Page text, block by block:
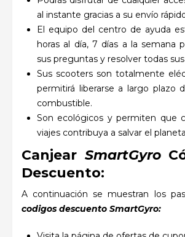
al instante gracias a su envío
El equipo del centro de ayuda
horas al día, 7 días a la semana
sus preguntas y resolver todas
Sus scooters son totalmente
permitirá liberarse a largo plazo
combustible.
Son ecológicos y permiten que
viajes contribuya a salvar el
Canjear SmartGyro
Descuento:
A continuación se muestran los
codigos descuento SmartGyro: